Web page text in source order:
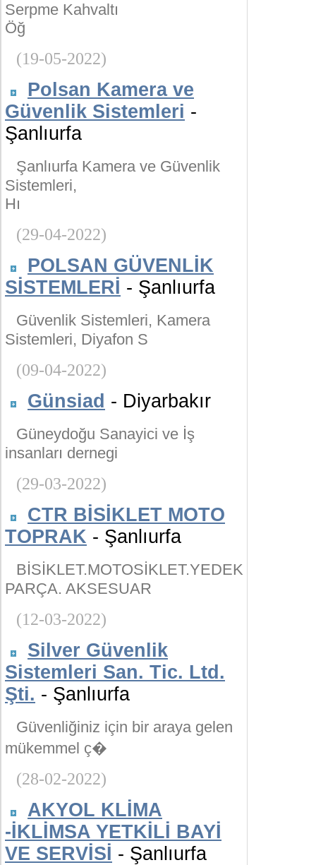
Serpme Kahvaltı
Öğ
(19-05-2022)
Polsan Kamera ve
Güvenlik Sistemleri -
Şanlıurfa
Şanlıurfa Kamera ve Güvenlik
Sistemleri,
Hı
(29-04-2022)
POLSAN GÜVENLİK
SİSTEMLERİ - Şanlıurfa
Güvenlik Sistemleri, Kamera
Sistemleri, Diyafon S
(09-04-2022)
Günsiad - Diyarbakır
Güneydoğu Sanayici ve İş
insanları dernegi
(29-03-2022)
CTR BİSİKLET MOTO
TOPRAK - Şanlıurfa
BİSİKLET.MOTOSİKLET.YEDEK
PARÇA. AKSESUAR
(12-03-2022)
Silver Güvenlik
Sistemleri San. Tic. Ltd.
Şti. - Şanlıurfa
Güvenliğiniz için bir araya gelen
mükemmel ç�
(28-02-2022)
AKYOL KLİMA
-İKLİMSA YETKİLİ BAYİ
VE SERVİSİ - Şanlıurfa